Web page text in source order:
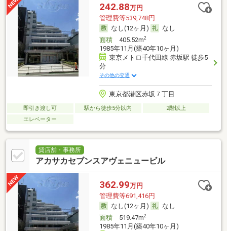
242.88万円
管理費等539,748円
なし(12ヶ月)
なし
面積405.52m2
1985年11月(築40年10ヶ月)
東京メトロ千代田線 赤坂駅 徒歩5
分
その他の交通
東京都港区赤坂７丁目
即引き渡し可 駅から徒歩5分以内
2階以上
エレベーター
貸店舗・事務所
アカサカセブンスアヴェニュービル
362.99万円
管理費等691,416円
なし(12ヶ月)
なし
面積519.47m2
1985年11月(築40年10ヶ月)